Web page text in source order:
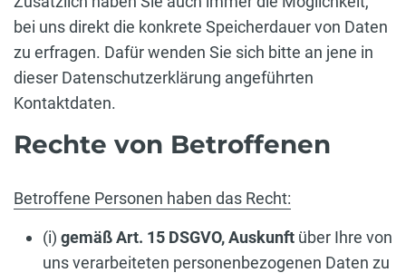
bei uns direkt die konkrete Speicherdauer von Daten
zu erfragen. Dafür wenden Sie sich bitte an jene in
dieser Datenschutzerklärung angeführten
Kontaktdaten.
Rechte von Betroffenen
Betroffene Personen haben das Recht:
(i) gemäß Art. 15 DSGVO,Auskunft über Ihre von
uns verarbeiteten personenbezogenen Daten zu